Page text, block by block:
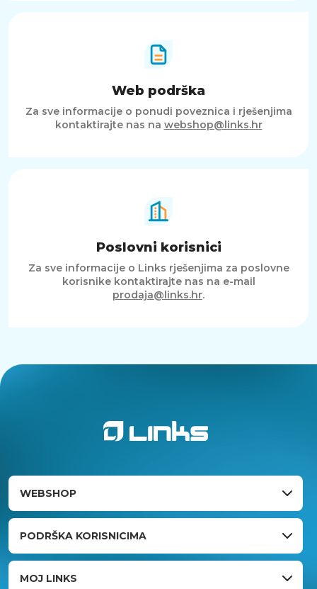
Web podrška
Za sve informacije o ponudi poveznica i rješenjima
kontaktirajte nas na webshop@links.hr
Poslovni korisnici
Za sve informacije o Links rješenjima za poslovne
korisnike kontaktirajte nas na e-mail
prodaja@links.hr.
WEBSHOP
PODRŠKA KORISNICIMA
MOJ LINKS